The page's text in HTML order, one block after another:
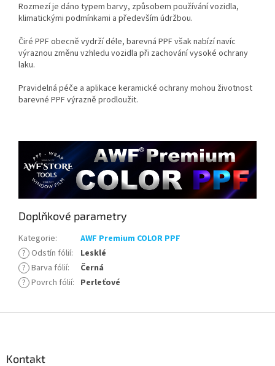
Rozmezí je dáno typem barvy, způsobem používání vozidla,
klimatickými podmínkami a především údržbou.
Čiré PPF obecně vydrží déle, barevná PPF však nabízí navíc
výraznou změnu vzhledu vozidla při zachování vysoké ochrany
laku.
Pravidelná péče a aplikace keramické ochrany mohou životnost
barevné PPF výrazně prodloužit.
Doplňkové parametry
Kategorie:
AWF Premium COLOR PPF
? Odstín fólií:
Lesklé
? Barva fólií:
Černá
? Povrch fólií: Perleťové
Kontakt